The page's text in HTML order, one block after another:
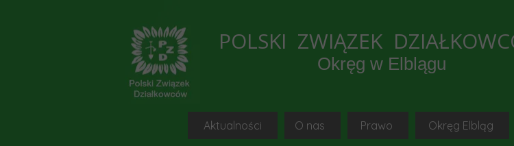
POLSKI ZWIĄZEK
Okręg w Elblągu
Aktualności O nas Prawo Okręg Elbląg